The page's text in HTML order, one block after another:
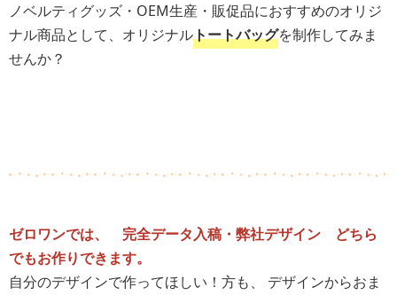
ノベルティグッズ・OEM生産・販促品におすすめのオリジ
ナル商品として、オリジナルトートバッグを制作してみま
せんか？
ゼロワンでは、 完全データ入稿・弊社デザイン どちら
でもお作りできます。
自分のデザインで作ってほしい！方も、 デザインからおま